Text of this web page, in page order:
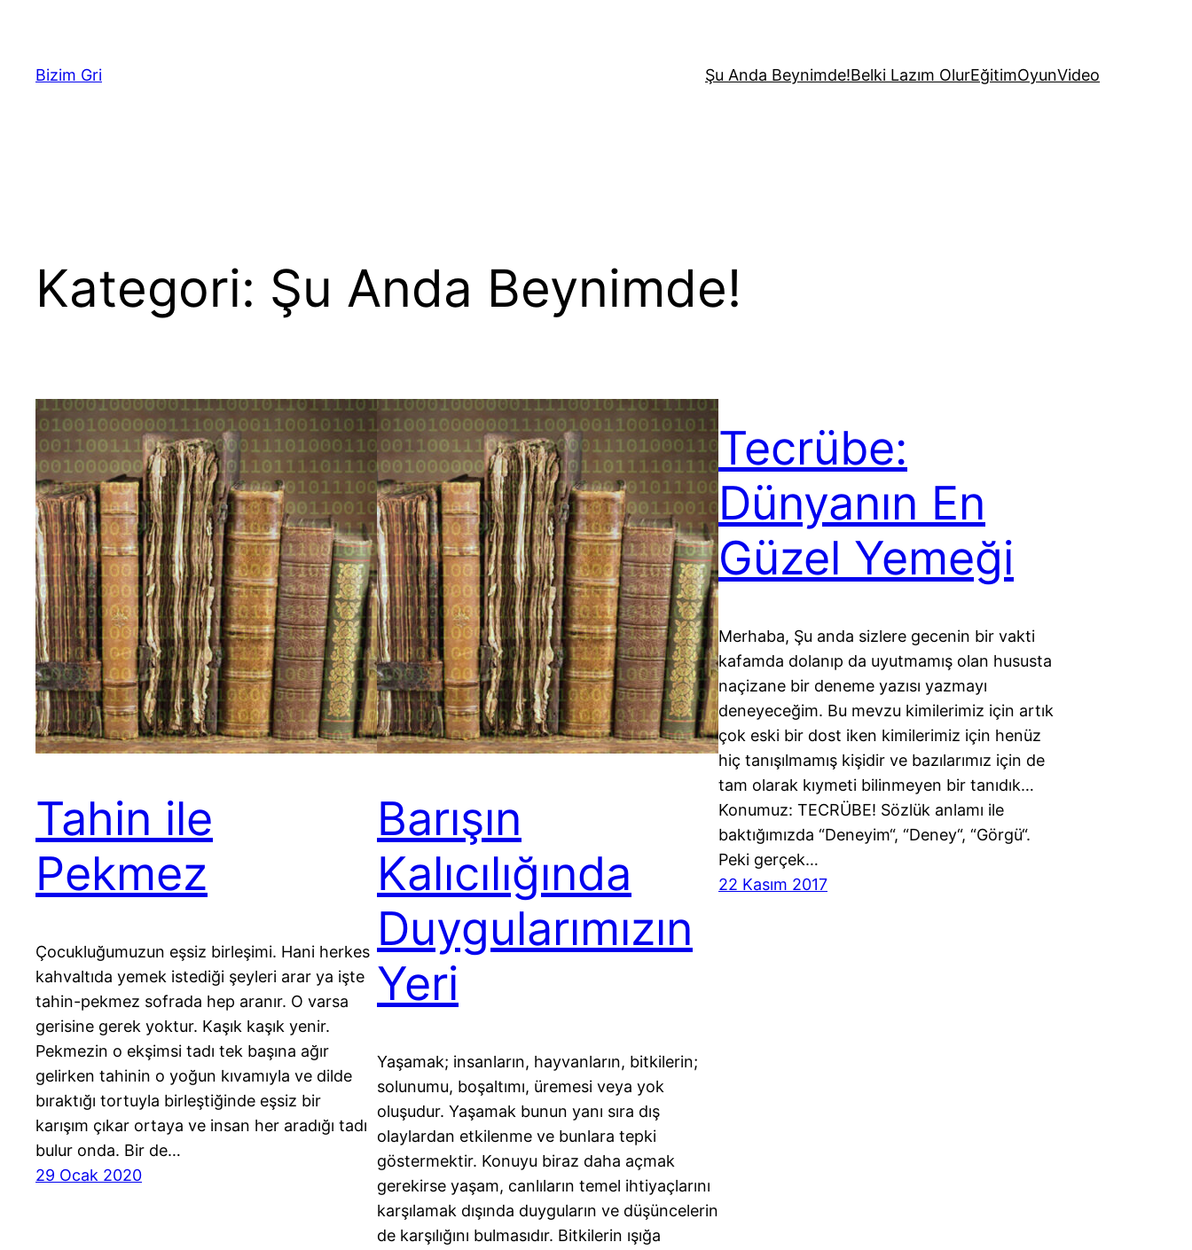
Bizim Gri
Şu Anda Beynimde!Belki Lazım OlurEğitimOyunVideo
Kategori: Şu Anda Beynimde!
Tahin ile
Pekmez
Çocukluğumuzun eşsiz birleşimi. Hani herkes
kahvaltıda yemek istediği şeyleri arar ya işte
tahin-pekmez sofrada hep aranır. O varsa
gerisine gerek yoktur. Kaşık kaşık yenir.
Pekmezin o ekşimsi tadı tek başına ağır
gelirken tahinin o yoğun kıvamıyla ve dilde
bıraktığı tortuyla birleştiğinde eşsiz bir
karışım çıkar ortaya ve insan her aradığı tadı
bulur onda. Bir de…
29 Ocak 2020
Barışın
Kalıcılığında
Duygularımızın
Yeri
Yaşamak; insanların, hayvanların, bitkilerin;
solunumu, boşaltımı, üremesi veya yok
oluşudur. Yaşamak bunun yanı sıra dış
olaylardan etkilenme ve bunlara tepki
göstermektir. Konuyu biraz daha açmak
gerekirse yaşam, canlıların temel ihtiyaçlarını
karşılamak dışında duyguların ve düşüncelerin
de karşılığını bulmasıdır. Bitkilerin ışığa
Tecrübe:
Dünyanın En
Güzel Yemeği
Merhaba, Şu anda sizlere gecenin bir vakti
kafamda dolanıp da uyutmamış olan hususta
naçizane bir deneme yazısı yazmayı
deneyeceğim. Bu mevzu kimilerimiz için artık
çok eski bir dost iken kimilerimiz için henüz
hiç tanışılmamış kişidir ve bazılarımız için de
tam olarak kıymeti bilinmeyen bir tanıdık…
Konumuz: TECRÜBE! Sözlük anlamı ile
baktığımızda “Deneyim“, “Deney“, “Görgü“.
Peki gerçek…
22 Kasım 2017